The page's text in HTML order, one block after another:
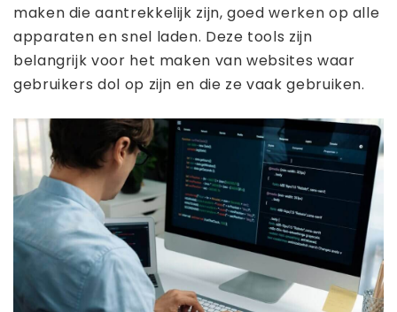
maken die aantrekkelijk zijn, goed werken op alle
apparaten en snel laden. Deze tools zijn
belangrijk voor het maken van websites waar
gebruikers dol op zijn en die ze vaak gebruiken.